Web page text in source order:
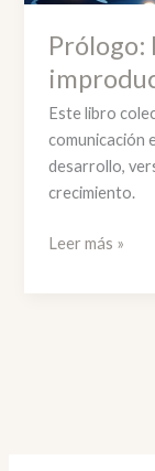
Prólogo:
Este libro
comunicación
desarrollo,
crecimiento.
Prólogo:
Leer más »